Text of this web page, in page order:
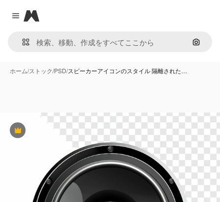
Close menu
Magnific
画像で
ホーム/ストック/PSD/スピーカーアイコンのスタイル 隔離された…
Premium